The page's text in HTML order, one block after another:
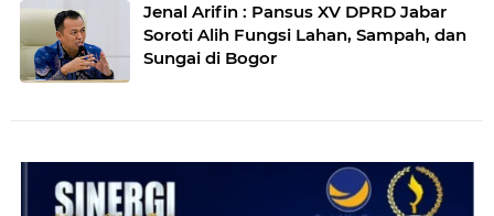
Jenal Arifin : Pansus XV DPRD Jabar
Soroti Alih Fungsi Lahan, Sampah, dan
Sungai di Bogor